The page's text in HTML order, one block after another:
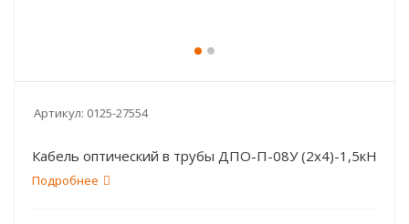
Артикул: 0125-27554
Кабель оптический в трубы ДПО-П-08У (2х4)-1,5кН
Подробнее